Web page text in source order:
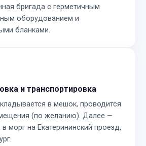
бригада с герметичным
оборудованием и
бланками.
и транспортировка
в мешок, проводится
(по желанию). Далее —
морг на Екатерининский проезд,